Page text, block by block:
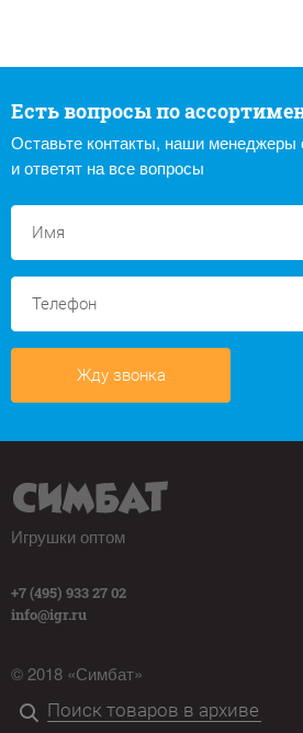
Есть вопросы по
Оставьте контакты, наши менеджеры
и ответят на все вопросы
Жду звонка
Игрушки оптом
+7 (495) 933 27 02
info@igr.ru
© 2018 «Симбат»